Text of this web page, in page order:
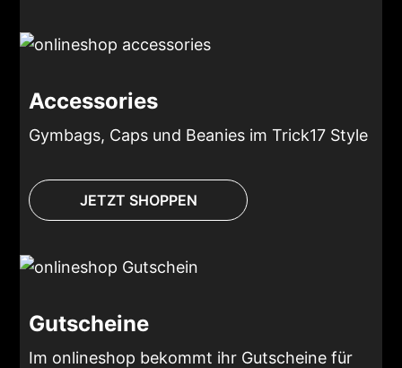
Accessories
Gymbags, Caps und Beanies im Trick17 Style
JETZT SHOPPEN
Gutscheine
Im onlineshop bekommt ihr Gutscheine für